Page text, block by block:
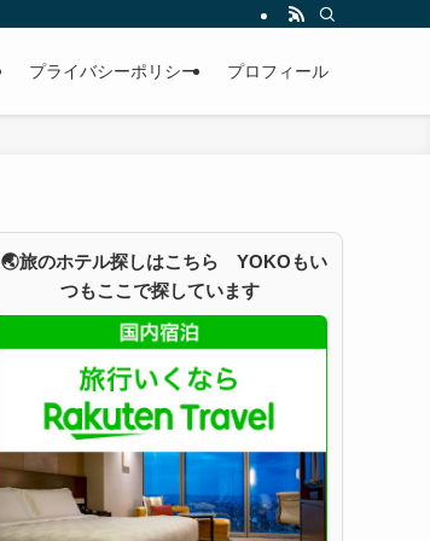
プライバシーポリシー プロフィール
🌏旅のホテル探しはこちら YOKOもい
つもここで探しています